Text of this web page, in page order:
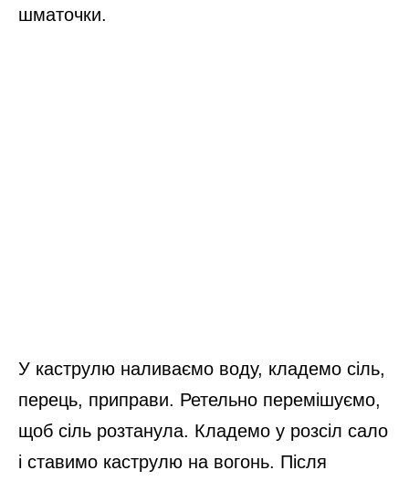
шматочки.
У каструлю наливаємо воду, кладемо сіль,
перець, приправи. Ретельно перемішуємо,
щоб сіль розтанула. Кладемо у розсіл сало
і ставимо каструлю на вогонь. Після